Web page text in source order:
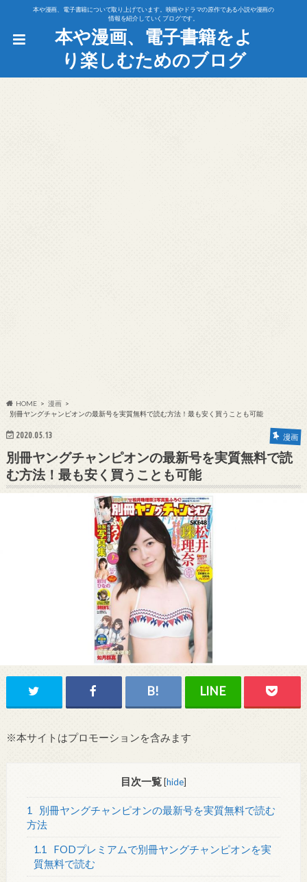
本や漫画、電子書籍について取り上げています。映画やドラマの原作である小説や漫画の
情報を紹介していくブログです。
本や漫画、電子書籍をよ
り楽しむためのブログ
HOME
漫画
別冊ヤングチャンピオンの最新号を実質無料で読む方法！最も安く買うことも可能
2020.05.13 漫画
別冊ヤングチャンピオンの最新号を実質無料で読
む方法！最も安く買うことも可能
※本サイトはプロモーションを含みます
目次一覧 [hide]
1
別冊ヤングチャンピオンの最新号を実質無料で読む
方法
1.1
FODプレミアムで別冊ヤングチャンピオンを実
質無料で読む